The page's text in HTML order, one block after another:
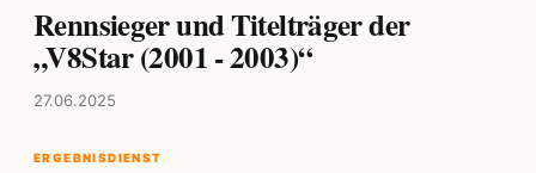
Rennsieger und Titelträger der
„V8Star (2001 - 2003)“
27.06.2025
ERGEBNISDIENST